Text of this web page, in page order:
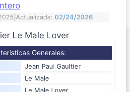
Actualizada: 02/24/2026
Generales:
Jean Paul Gaultier
Le Male
Le Male Lover